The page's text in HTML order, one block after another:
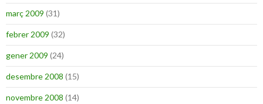
març 2009 (31)
febrer 2009 (32)
gener 2009 (24)
desembre 2008 (15)
novembre 2008 (14)